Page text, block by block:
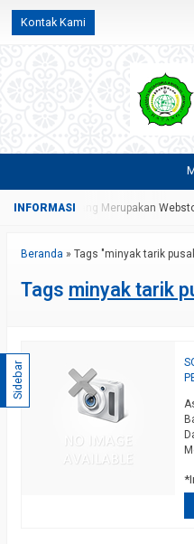
Kontak Kami
Store Yang Merupakan
Beranda » Tags "minyak tarik
Tags minyak tarik
Sidebar